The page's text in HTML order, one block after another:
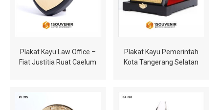
Plakat Kayu Law Office –
Fiat Justitia Ruat Caelum
Plakat Kayu Pemerintah
Kota Tangerang Selatan